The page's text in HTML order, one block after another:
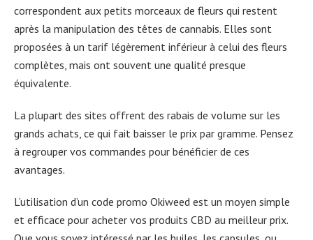
correspondent aux petits morceaux de fleurs qui restent
après la manipulation des têtes de cannabis. Elles sont
proposées à un tarif légèrement inférieur à celui des fleurs
complètes, mais ont souvent une qualité presque
équivalente.
La plupart des sites offrent des rabais de volume sur les
grands achats, ce qui fait baisser le prix par gramme. Pensez
à regrouper vos commandes pour bénéficier de ces
avantages.
L’utilisation d’un code promo Okiweed est un moyen simple
et efficace pour acheter vos produits CBD au meilleur prix.